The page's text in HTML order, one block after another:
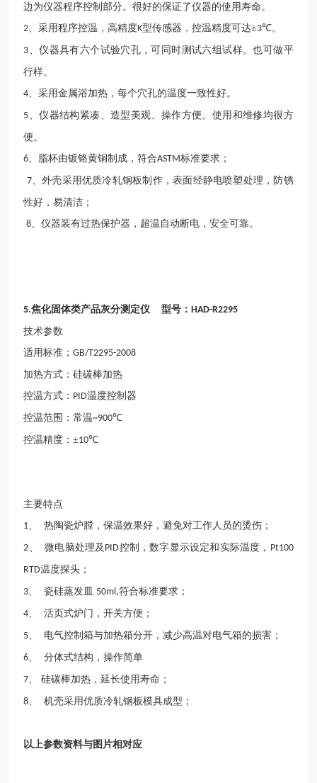
边为仪器程序控制部分。很好的保证了仪器的使用寿命。
2 、采用程序控温，高精度K型传感器，控温精度可达±3℃。
3 、仪器具有六个试验穴孔，可同时测试六组试样。也可做平
行样。
4 、采用金属浴加热，每个穴孔的温度一致性好。
5 、仪器结构紧凑、造型美观、操作方便。使用和维修均很方
便。
6 、脂杯由镀铬黄铜制成，符合ASTM标准要求；
7、外壳采用优质冷轧钢板制作，表面经静电喷塑处理，防锈
性好，易清洁；
8 、仪器装有过热保护器，超温自动断电，安全可靠。
5.焦化固体类产品灰分测定仪 型号：HAD-R2295
技术参数
适用标准；GB/T2295-2008
加热方式：硅碳棒加热
控温方式： PID温度控制器
控温范围：常温~900℃
控温精度：±10℃
主要特点
1 、 热陶瓷炉膛，保温效果好，避免对工作人员的烫伤；
2 、 微电脑处理及 PID控制，数字显示设定和实际温度， Pt100
RTD温度探头；
3 、 瓷硅蒸发皿 50ml,符合标准要求；
4 、 活页式炉门，开关方便；
5 、 电气控制箱与加热箱分开，减少高温对电气箱的损害；
6 、 分体式结构，操作简单
7 、 硅碳棒加热，延长使用寿命；
8 、 机壳采用优质冷轧钢板模具成型；
以上参数资料与图片相对应